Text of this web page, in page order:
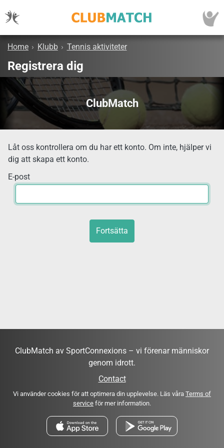
Home › Klubb › Tennis aktiviteter
Registrera dig
ClubMatch
Låt oss kontrollera om du har ett konto. Om inte, hjälper vi
dig att skapa ett konto.
E-post
Fortsätta
ClubMatch av SportConnexions – vi förenar människor
genom idrott.
Contact
Vi använder cookies för att optimera din upplevelse. Läs våra Terms of
service för mer information.